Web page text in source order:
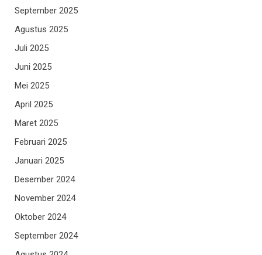
September 2025
Agustus 2025
Juli 2025
Juni 2025
Mei 2025
April 2025
Maret 2025
Februari 2025
Januari 2025
Desember 2024
November 2024
Oktober 2024
September 2024